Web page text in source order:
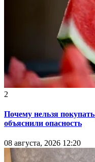
2
Почему нельзя
объяснили опасность
08 августа, 2026 12:20